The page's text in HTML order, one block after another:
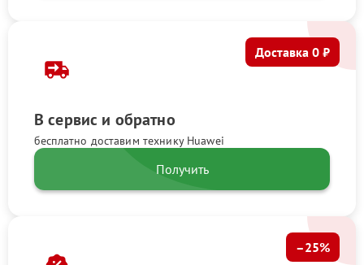
В сервис и обратно
бесплатно доставим технику Huawei
Доставка 0 ₽
Получить
–25%